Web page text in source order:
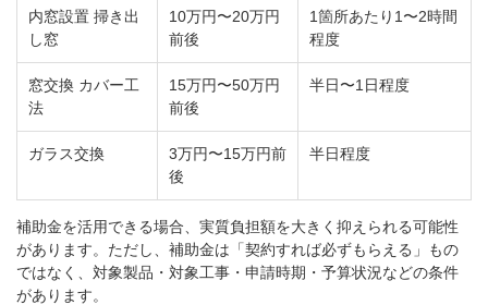
内窓設置 掃き出
し窓
10万円〜20万円
前後
1箇所あたり1〜2時間
程度
窓交換 カバー工
法
15万円〜50万円
前後
半日〜1日程度
ガラス交換
3万円〜15万円前
後
半日程度
補助金を活用できる場合、実質負担額を大きく抑えられる可能性
があります。ただし、補助金は「契約すれば必ずもらえる」もの
ではなく、対象製品・対象工事・申請時期・予算状況などの条件
があります。